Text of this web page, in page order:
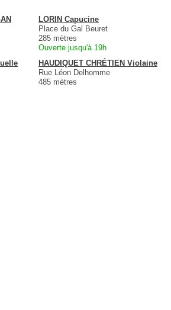
LORIN Capucine
Place du Gal Beuret
285 mètres
Ouverte jusqu'à 19h
HAUDIQUET CHRÉTIEN Violaine
Rue Léon Delhomme
485 mètres